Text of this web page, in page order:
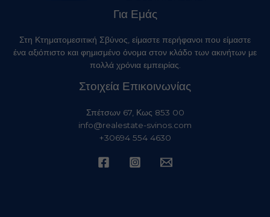
Για Εμάς
Στη Κτηματομεσιτική Σβύνος, είμαστε περήφανοι που είμαστε
ένα αξιόπιστο και φημισμένο όνομα στον κλάδο των ακινήτων με
πολλά χρόνια εμπειρίας.
Στοιχεία Επικοινωνίας
Σπέτσων 67, Κως 853 00
info@realestate-svinos.com
+30694 554 4630